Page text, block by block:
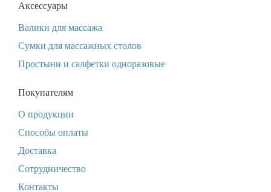
Аксессуары
Валики для массажа
Сумки для массажных столов
Простыни и салфетки одноразовые
Покупателям
О продукции
Способы оплаты
Доставка
Сотрудничество
Контакты